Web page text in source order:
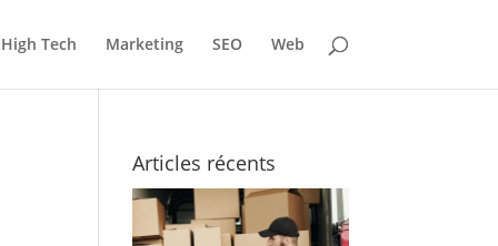
High Tech Marketing SEO Web
Articles récents